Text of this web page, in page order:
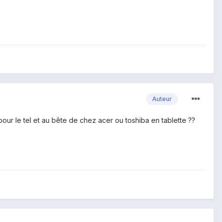
Auteur
le tel et au bête de chez acer ou toshiba en tablette ??